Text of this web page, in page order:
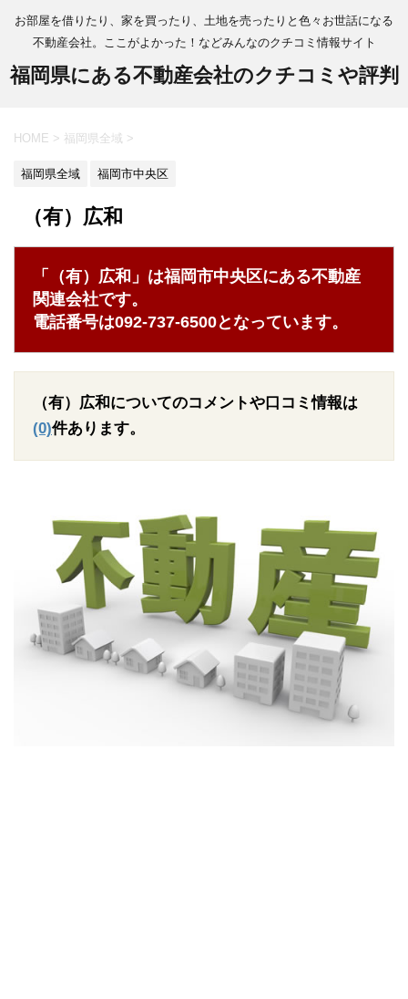
お部屋を借りたり、家を買ったり、土地を売ったりと色々お世話になる
不動産会社。ここがよかった！などみんなのクチコミ情報サイト
福岡県にある不動産会社のクチコミや評判
HOME > 福岡県全域 >
福岡県全域 福岡市中央区
（有）広和
「（有）広和」は福岡市中央区にある不動産
関連会社です。
電話番号は092-737-6500となっています。
（有）広和についてのコメントや口コミ情報は
(0)件あります。